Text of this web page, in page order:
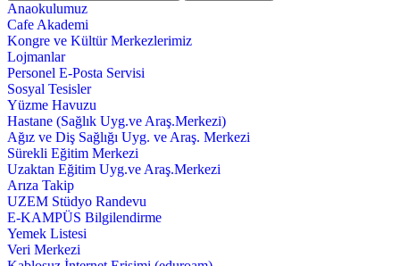
Anaokulumuz
Cafe Akademi
Kongre ve Kültür Merkezlerimiz
Lojmanlar
Personel E-Posta Servisi
Sosyal Tesisler
Yüzme Havuzu
Hastane (Sağlık Uyg.ve Araş.Merkezi)
Ağız ve Diş Sağlığı Uyg. ve Araş. Merkezi
Sürekli Eğitim Merkezi
Uzaktan Eğitim Uyg.ve Araş.Merkezi
Arıza Takip
UZEM Stüdyo Randevu
E-KAMPÜS Bilgilendirme
Yemek Listesi
Veri Merkezi